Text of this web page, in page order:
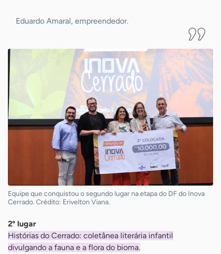
Eduardo Amaral, empreendedor.
Equipe que conquistou o segundo lugar na etapa do DF do Inova
Cerrado. Crédito: Erivelton Viana.
2º lugar
Histórias do Cerrado: coletânea literária infantil
divulgando a fauna e a flora do bioma.